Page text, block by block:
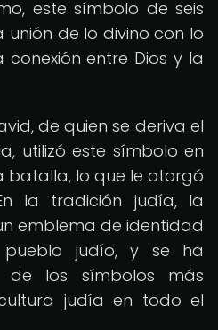
este símbolo de seis
de lo divino con lo
entre Dios y la
de quien se deriva el
utilizó este símbolo en
batalla, lo que le otorgó
la tradición judía, la
emblema de identidad
judío, y se ha
de los símbolos más
judía en todo el